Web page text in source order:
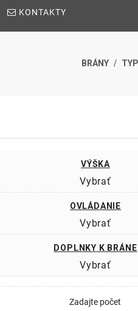
KONTAKTY
BRÁNY
VÝŠKA
Vybrať
OVLÁDANIE
Vybrať
DOPLNKY K BRÁNE
Vybrať
Zadajte počet